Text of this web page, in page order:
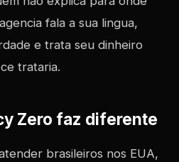
fala a sua lingua,
e trata seu dinheiro
trataria.
Zero faz diferente
brasileiros nos EUA,